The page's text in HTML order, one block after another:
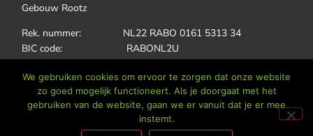
Gebouw Rootz
Rek. nummer: NL22 RABO 0161 5313 34
BIC code: RABONL2U
Vestigingsnummer: 000063389304
BTW nummer: NL868400038B01
info@compas-agro.nl
We gebruiken cookies om ervoor te zorgen dat onze website
zo goed mogelijk functioneert. Als je doorgaat met het
gebruiken van de website, gaan we er vanuit dat je er mee
instemt.